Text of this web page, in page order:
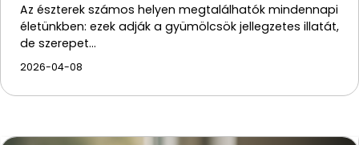
Az észterek számos helyen megtalálhatók mindennapi
életünkben: ezek adják a gyümölcsök jellegzetes illatát,
de szerepet…
2026-04-08